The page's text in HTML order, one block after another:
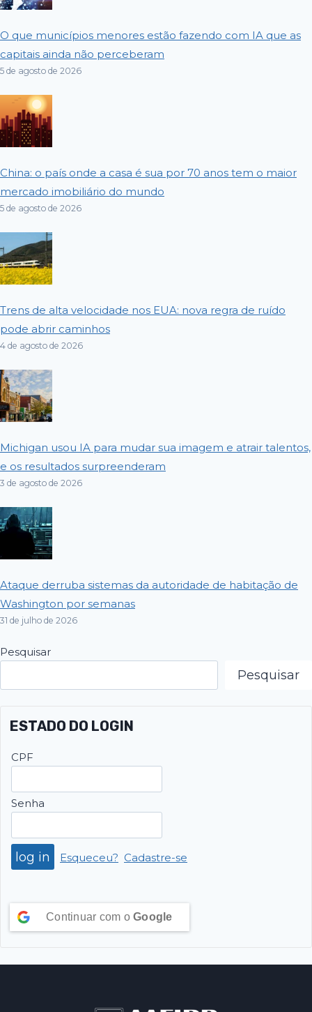
O que municípios menores estão fazendo com IA que as
capitais ainda não perceberam
5 de agosto de 2026
China: o país onde a casa é sua por 70 anos tem o maior
mercado imobiliário do mundo
5 de agosto de 2026
Trens de alta velocidade nos EUA: nova regra de ruído
pode abrir caminhos
4 de agosto de 2026
Michigan usou IA para mudar sua imagem e atrair talentos,
e os resultados surpreenderam
3 de agosto de 2026
Ataque derruba sistemas da autoridade de habitação de
Washington por semanas
31 de julho de 2026
Pesquisar
Pesquisar
ESTADO DO LOGIN
CPF
Senha
Esqueceu? Cadastre-se
Continuar com o Google